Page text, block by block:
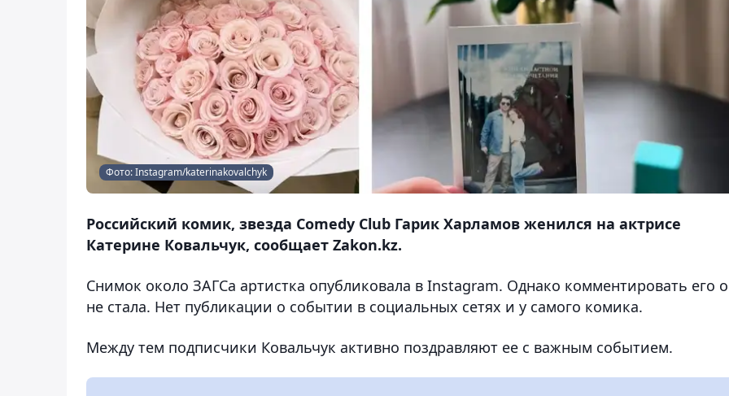
Фото: Instagram/katerinakovalchyk
Российский комик, звезда Comedy Club Гарик Харламов женился на актрисе
Катерине Ковальчук, сообщает Zakon.kz.
Снимок около ЗАГСа артистка опубликовала в Instagram. Однако комментировать его
не стала. Нет публикации о событии в социальных сетях и у самого комика.
Между тем подписчики Ковальчук активно поздравляют ее с важным событием.